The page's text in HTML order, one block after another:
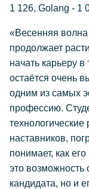
1 126, Golang - 1
«Весенняя волна
продолжает
начать карьеру
остаётся очень
одним из самых
профессию.
наставников,
понимает, как
это возможность
кандидата, но и